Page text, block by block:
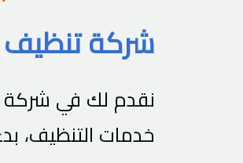
شركة تنظيف
نقدم لك في
خدمات التنظيف،